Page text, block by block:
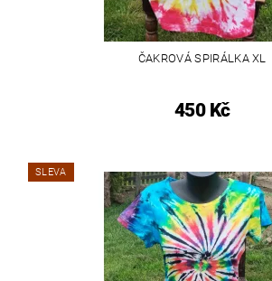
ČAKROVÁ SPIRÁLKA XL
450 Kč
SLEVA